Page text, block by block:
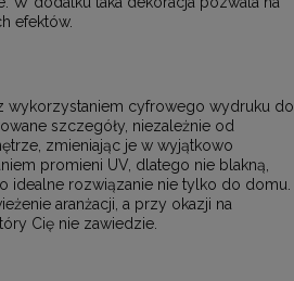
efektów.
wykorzystaniem cyfrowego wydruku do
szczegóły, niezależnie od
zmieniając je w wyjątkowo
promieni UV, dlatego nie blakną,
idealne rozwiązanie nie tylko do domu.
aranżacji, a przy okazji na
Cię nie zawiedzie.